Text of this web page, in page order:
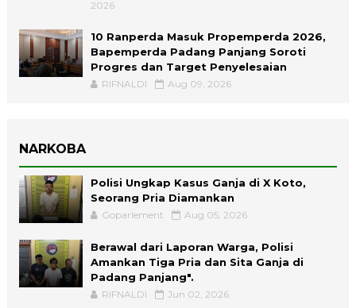
2026
10 Ranperda Masuk Propemperda 2026,
Bapemperda Padang Panjang Soroti
Progres dan Target Penyelesaian
RIFNALDI Aug 09, 2026
NARKOBA
Polisi Ungkap Kasus Ganja di X Koto,
Seorang Pria Diamankan
Goparlement Aug 05, 2026
Berawal dari Laporan Warga, Polisi
Amankan Tiga Pria dan Sita Ganja di
Padang Panjang".
RIFNALDI Jun 02, 2026